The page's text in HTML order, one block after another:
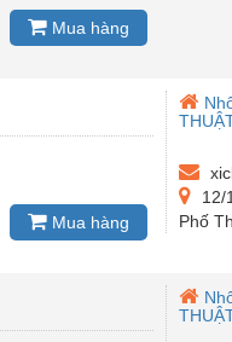
Mua hàng
Mua hàng
12/
Phố